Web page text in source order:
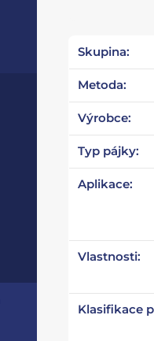
Skupina:
Metoda:
Výrobce:
Typ pájky:
Aplikace:
Vlastnosti:
Klasifikace